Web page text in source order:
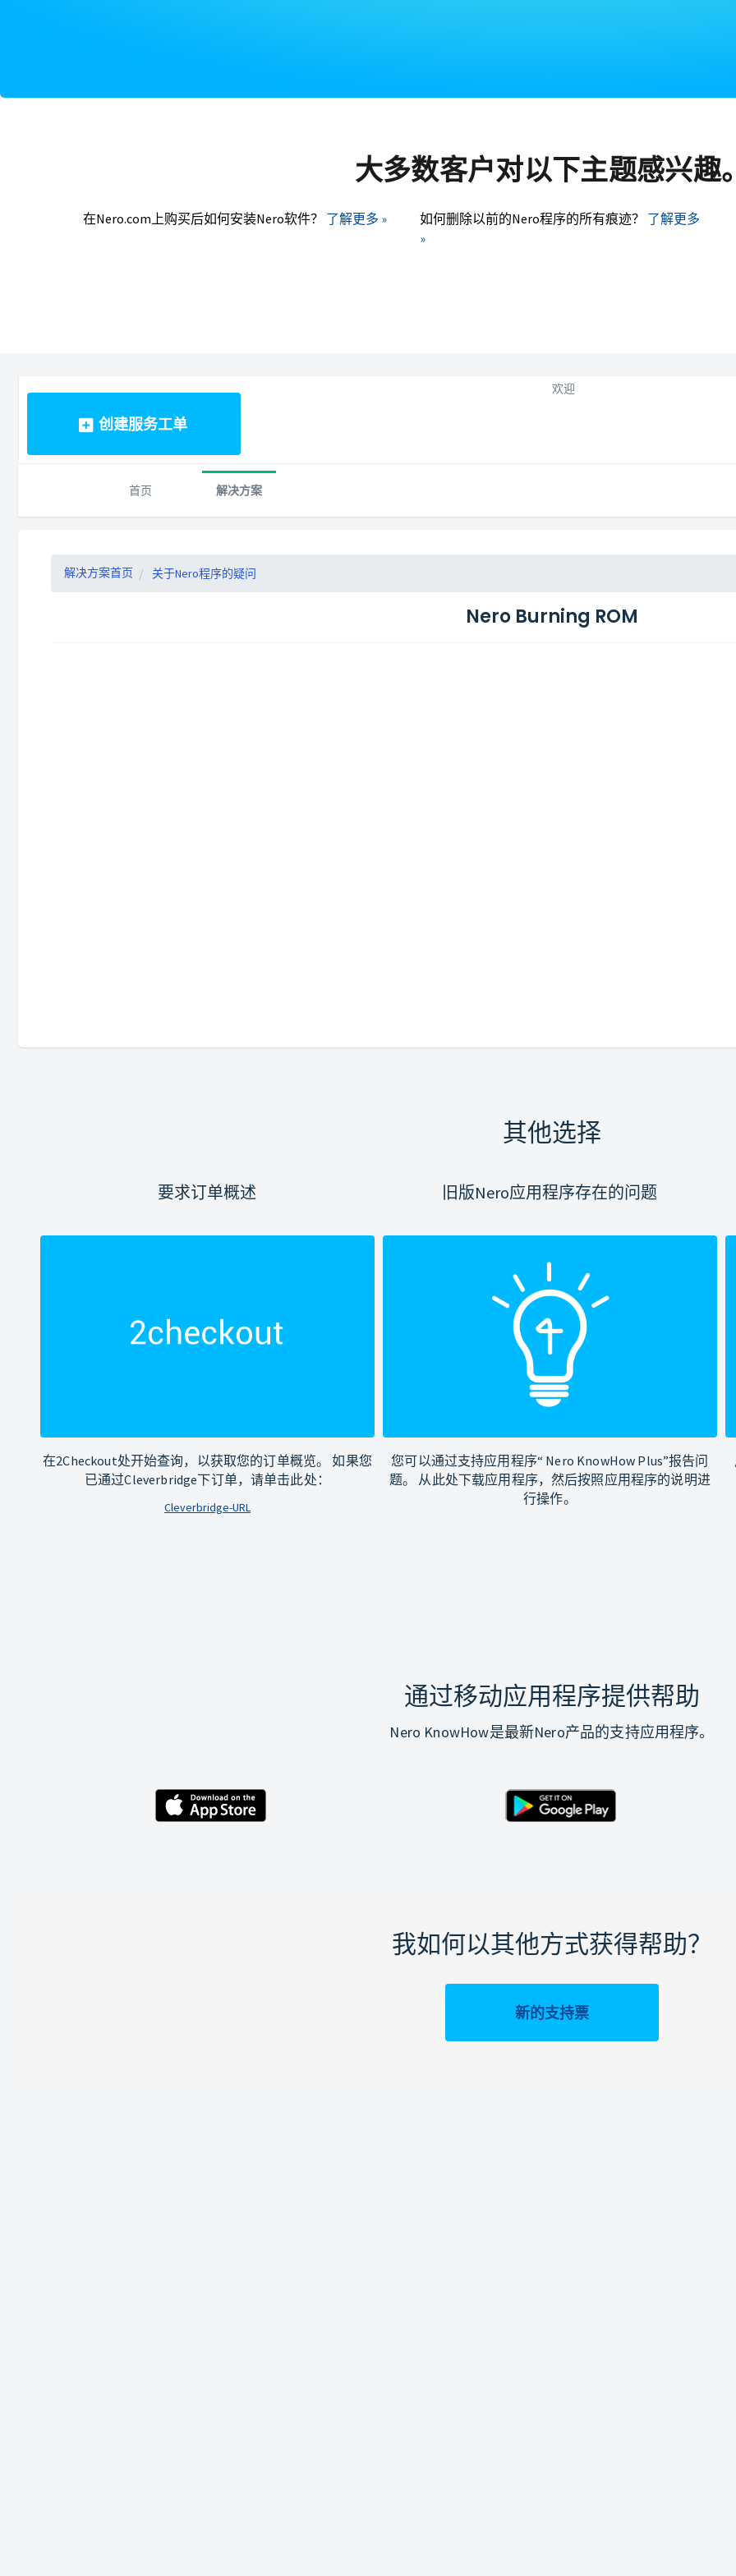
大多数客户对以下主题感兴趣
在Nero.com上购买后如何安装Nero软件？ 了解更多 » 如何删除以前的Nero程序的所有痕迹？ 了解更多
»
创建服务工单
欢迎
首页 解决方案
解决方案首页 关于Nero程序的疑问
Nero Burning ROM
其他选择
要求订单概述
在2Checkout处开始查询，以获取您的订单概览。 如果您
已通过Cleverbridge下订单，请单击此处：
Cleverbridge-URL
旧版Nero应用程序存在的问题
您可以通过支持应用程序“ Nero KnowHow Plus”报告问
题。 从此处下载应用程序，然后按照应用程序的说明进
行操作。
通过移动应用程序提供帮助
Nero KnowHow是最新Nero产品的支持应用程序。
我如何以其他方式获得帮助？
新的支持票